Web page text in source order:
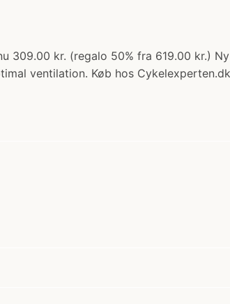
309.00 kr. (regalo 50% fra 619.00 kr.)
ventilation. Køb hos